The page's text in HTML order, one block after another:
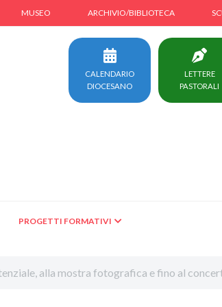
MUSEO ARCHIVIO/BIBLIOTECA
CALENDARIO
DIOCESANO
LETTERE
PASTORALI
PROGETTI FORMATIVI
alla mostra fotografica e fino al